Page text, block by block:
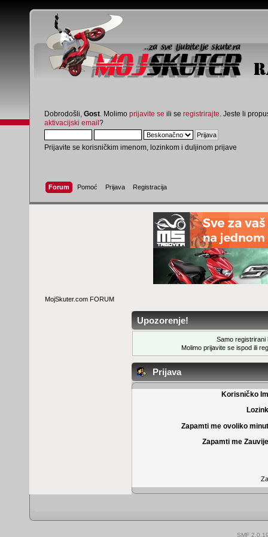
Dobrodošli, Gost . Molimo prijavite se ili se registrirajte . Jeste li
aktivacijski email?
Prijavite se korisničkim imenom, lozinkom i duljinom prijave
Forum Pomoć Prijava Registracija
MojSkuter.com FORUM
Upozorenje!
Samo registrirani
Molimo prijavite se ispod ili
Prijava
Korisničko
Zapamti me ovoliko
Zapamti me
SMF